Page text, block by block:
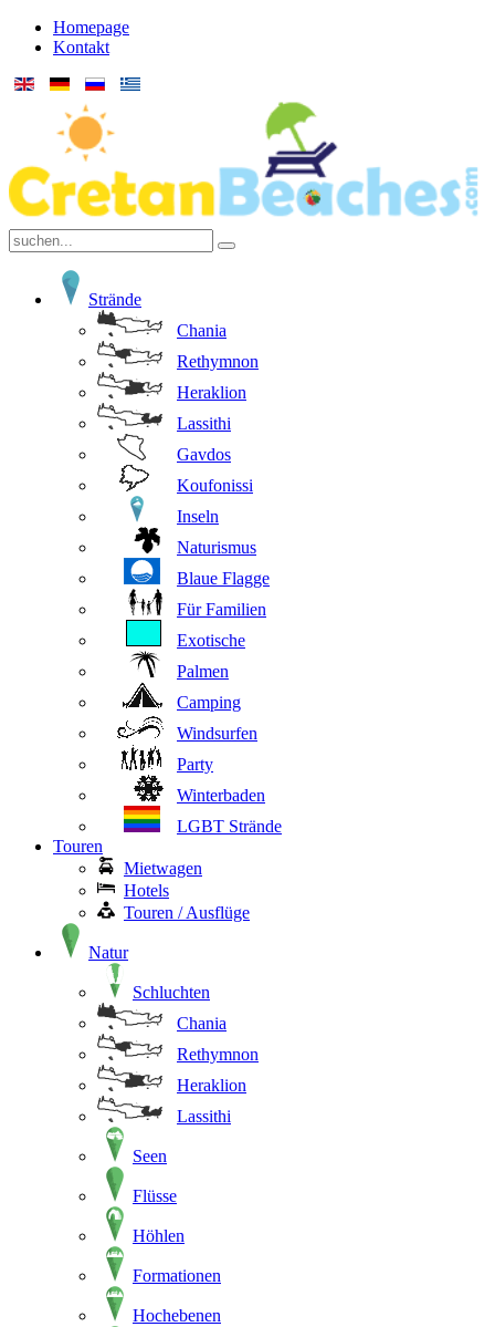
Homepage
Kontakt
Strände
Chania
Rethymnon
Heraklion
Lassithi
Gavdos
Koufonissi
Inseln
Naturismus
Blaue Flagge
Für Familien
Exotische
Palmen
Camping
Windsurfen
Party
Winterbaden
LGBT Strände
Touren
Mietwagen
Hotels
Touren / Ausflüge
Natur
Schluchten
Chania
Rethymnon
Heraklion
Lassithi
Seen
Flüsse
Höhlen
Formationen
Hochebenen